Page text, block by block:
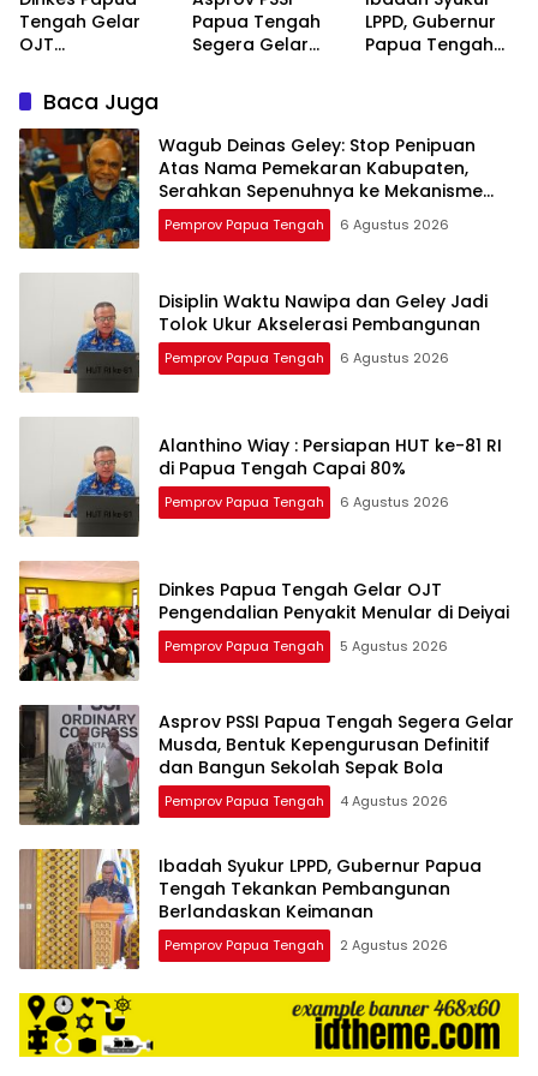
Tengah Gelar
OJT
Penyakit Menular
di Deiyai
Papua Tengah
Segera Gelar
Bangun Sekolah
Sepak Bola
LPPD, Gubernur
Papua Tengah
Keimanan
Baca Juga
Wagub Deinas Geley: Stop Penipuan
Atas Nama Pemekaran Kabupaten,
Serahkan Sepenuhnya ke Mekanisme
Resmi
Pemprov Papua Tengah 6 Agustus 2026
Disiplin Waktu Nawipa dan Geley Jadi
Tolok Ukur Akselerasi Pembangunan
Pemprov Papua Tengah 6 Agustus 2026
Alanthino Wiay : Persiapan HUT ke-81 RI
di Papua Tengah Capai 80%
Pemprov Papua Tengah 6 Agustus 2026
Dinkes Papua Tengah Gelar OJT
Pengendalian Penyakit Menular di Deiyai
Pemprov Papua Tengah 5 Agustus 2026
Asprov PSSI Papua Tengah Segera Gelar
Musda, Bentuk Kepengurusan Definitif
dan Bangun Sekolah Sepak Bola
Pemprov Papua Tengah 4 Agustus 2026
Ibadah Syukur LPPD, Gubernur Papua
Tengah Tekankan Pembangunan
Berlandaskan Keimanan
Pemprov Papua Tengah 2 Agustus 2026